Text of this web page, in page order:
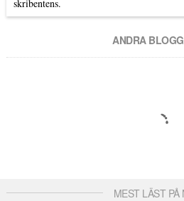
skribentens.
ANDRA
MEST LÄST PÅ